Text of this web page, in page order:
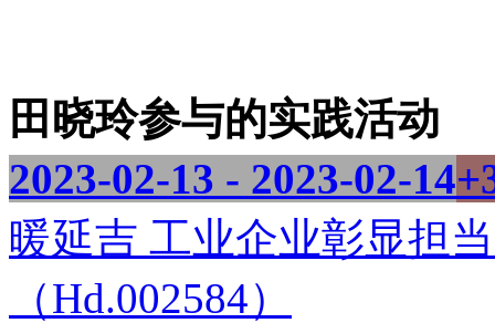
田晓玲参与的实践活动
2023-02-13 - 2023-02-14
暖延吉 工业企业彰显担
（Hd.002584）